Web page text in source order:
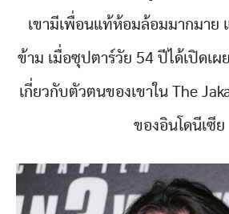
เขามีเพื่อนแท้ห้อมล้อมมากมาย
ข้าม เมื่อซุปตาร์วัย 54 ปีได้เปิดเผ
เกี่ยวกับตัวตนของเขาใน The
ของอินโดนีเซีย